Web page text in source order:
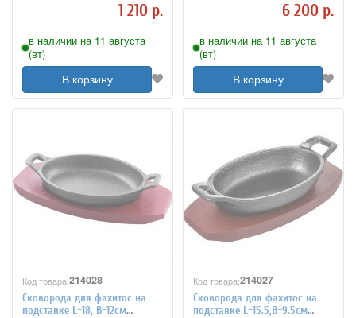
1 210 р.
в наличии на 11 августа
(вт)
В корзину
6 200 р.
в наличии на 11 августа
(вт)
В корзину
Код товара:214028
Сковорода для фахитос на
подставке L=18, B=12см
Код товара:214027
Сковорода для фахитос на
подставке L=15.5,B=9.5см